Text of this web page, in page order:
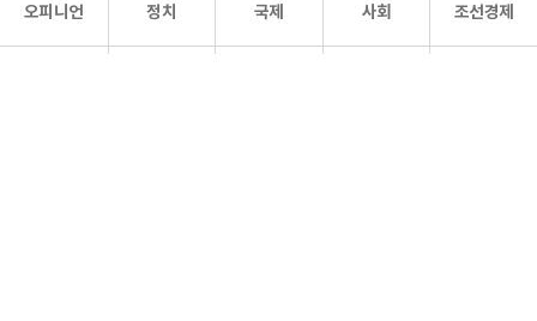
오피니언 정치 국제 사회 조선경제